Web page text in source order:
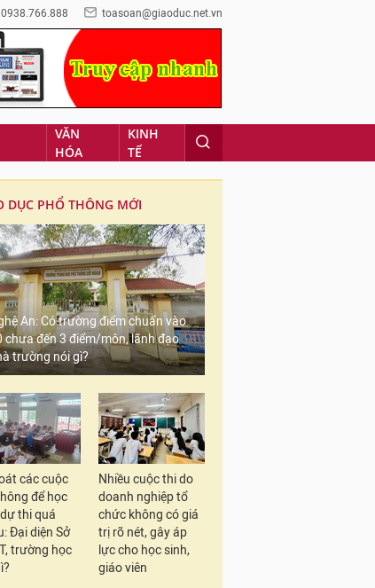
toasoan@giaoduc.net.vn
VĂN
HÓA
KINH
TẾ
DỤC PHỔ THÔNG MỚI
An: Có trường điểm chuẩn vào
chưa đến 3 điểm/môn, lãnh đạo
trường nói gì?
các cuộc
để học
thi quá
Đại diện Sở
trường học
Nhiều cuộc thi do
doanh nghiệp tổ
chức không có giá
trị rõ nét, gây áp
lực cho học sinh,
giáo viên